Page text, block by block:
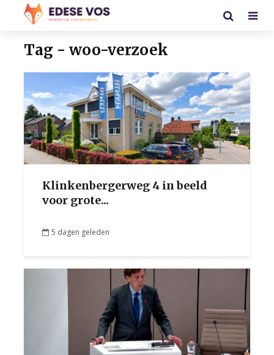
Tag - woo-verzoek
Klinkenbergerweg 4 in beeld
voor grote...
5 dagen geleden